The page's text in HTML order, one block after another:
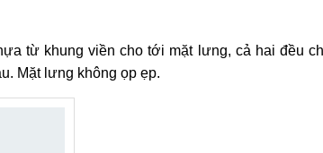
từ khung viền cho tới mặt lưng, cả hai đều
Mặt lưng không ọp ẹp.